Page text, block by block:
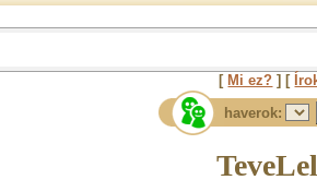
[ Mi ez? ] [
haverok: